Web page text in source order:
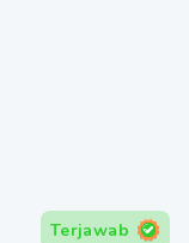
Terjawab